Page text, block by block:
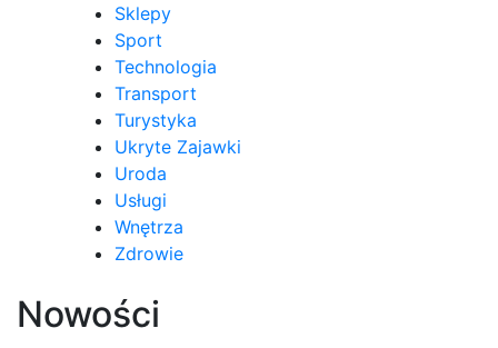
Sklepy
Sport
Technologia
Transport
Turystyka
Ukryte Zajawki
Uroda
Usługi
Wnętrza
Zdrowie
Nowości